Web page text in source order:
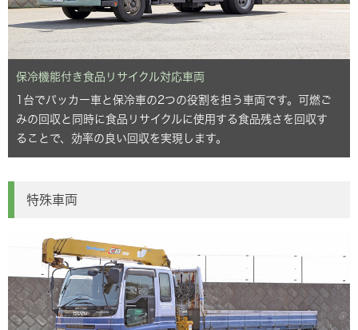
保冷機能付き食品リサイクル対応車両
1台でパッカー車と保冷車の2つの役割を担う車両です。可燃ご
みの回収と同時に食品リサイクルに使用する食品残さを回収す
ることで、効率の良い回収を実現します。
特殊車両